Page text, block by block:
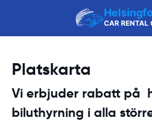
CAR RENTAL
Platskarta
Vi erbjuder rabatt på
biluthyrning i alla